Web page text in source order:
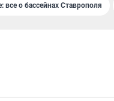
о бассейнах Ставрополя